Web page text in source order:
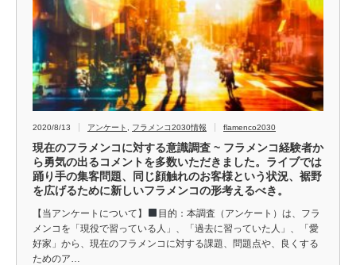
2020/8/13 アンケート フラメンコ2030情報 flamenco2030
現在のフラメンコに対する意識調査 ~ フラメンコ経験者か
ら勇気の出るコメントを多数いただきました。ライブでは
踊り手の集客問題、同じ顔触れのお客様という状況、裾野
を広げるために新しいフラメンコの形考えるべき。
【当アンケートについて】
目的：本調査（アンケート）は、フラ
メンコを「現役で習っている人」、「過去に習っていた人」、「愛
好家」から、現在のフラメンコに対する課題、問題点や、良くする
ためのア…